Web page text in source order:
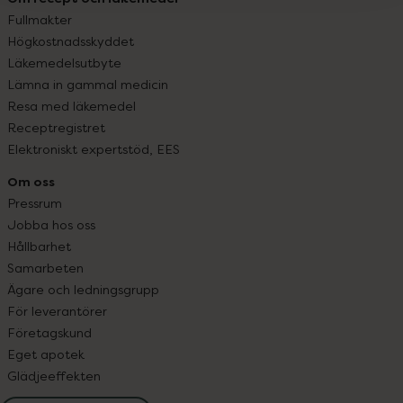
Fullmakter
Högkostnadsskyddet
Läkemedelsutbyte
Lämna in gammal medicin
Resa med läkemedel
Receptregistret
Elektroniskt expertstöd, EES
Om oss
Pressrum
Jobba hos oss
Hållbarhet
Samarbeten
Ägare och ledningsgrupp
För leverantörer
Företagskund
Eget apotek
Glädjeeffekten